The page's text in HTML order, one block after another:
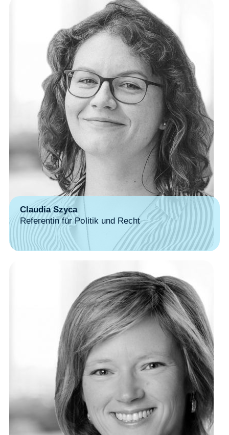
Claudia Szyca
Referentin für Politik und Recht